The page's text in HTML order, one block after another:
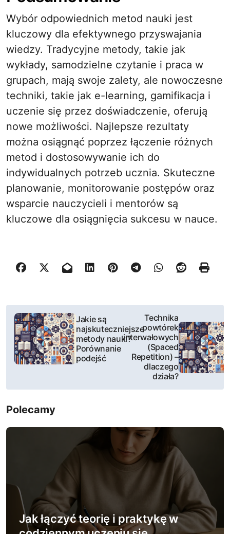
Wybór odpowiednich metod nauki jest
kluczowy dla efektywnego przyswajania
wiedzy. Tradycyjne metody, takie jak
wykłady, samodzielne czytanie i praca w
grupach, mają swoje zalety, ale nowoczesne
techniki, takie jak e-learning, gamifikacja i
uczenie się przez doświadczenie, oferują
nowe możliwości. Najlepsze rezultaty
można osiągnąć poprzez łączenie różnych
metod i dostosowywanie ich do
indywidualnych potrzeb ucznia. Skuteczne
planowanie, monitorowanie postępów oraz
wsparcie nauczycieli i mentorów są
kluczowe dla osiągnięcia sukcesu w nauce.
N
w
a
Jakie są
najskuteczniejsze
metody nauki?
Porównanie
podejść
Technika
powtórek
interwałowych
(Spaced
Repetition) –
dlaczego
działa?
Polecamy
Jak łączyć teorię i praktykę w